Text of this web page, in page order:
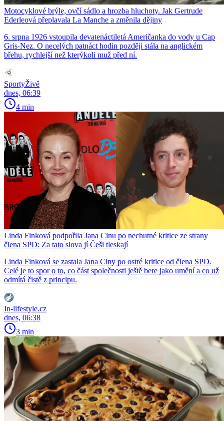
Motocyklové brýle, ovčí sádlo a hrozba hluchoty. Jak Gertrude
Ederleová přeplavala La Manche a změnila dějiny
6. srpna 1926 vstoupila devatenáctiletá Američanka do vody u Cap
Gris-Nez. O necelých patnáct hodin později stála na anglickém
břehu, rychlejší než kterýkoli muž před ní.
SportyŽivě
dnes, 06:39
4 min
Linda Finková podpořila Jana Cinu po nechutné kritice ze strany
člena SPD: Za tato slova jí Češi tleskají
Linda Finková se zastala Jana Ciny po ostré kritice od člena SPD.
Celé je to spor o to, co část společnosti ještě bere jako umění a co už
odmítá čistě z principu.
In-lifestyle.cz
dnes, 06:38
3 min